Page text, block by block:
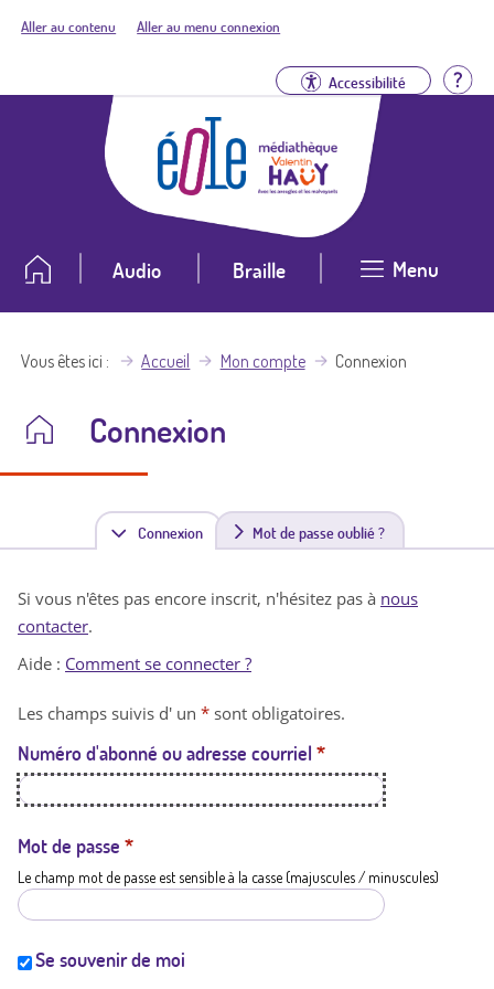
Aller au contenu Aller au menu connexion
Accessibilité
Audio Braille Menu
Vous êtes ici Accueil Mon compte Connexion
Connexion
Connexion(
n
t
a
t
i
Mot de passe oublié ?
Si vous n'êtes pas encore inscrit, n'hésitez pas à nous
contacter.
Aide : Comment se connecter ?
Les champs suivis d' un * sont obligatoires.
Numéro d'abonné ou adresse courriel *
Mot de passe *
Le champ mot de passe est sensible à la casse (majuscules / minuscules)
Se souvenir de moi